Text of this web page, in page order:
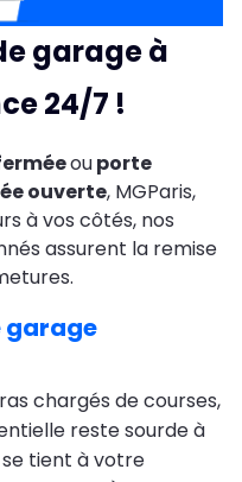
garage à
24/7 !
ouporte
ouverte, MGParis,
à vos côtés, nos
assurent la remise
garage
chargés de courses,
reste sourde à
tient à votre